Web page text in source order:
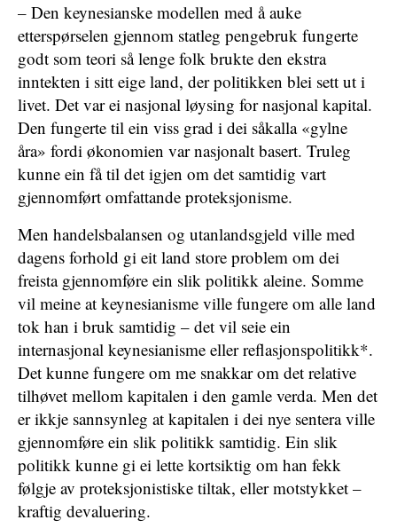
– Den keynesianske modellen med å auke
etterspørselen gjennom statleg pengebruk fungerte
godt som teori så lenge folk brukte den ekstra
inntekten i sitt eige land, der politikken blei sett ut i
livet. Det var ei nasjonal løysing for nasjonal kapital.
Den fungerte til ein viss grad i dei såkalla «gylne
åra» fordi økonomien var nasjonalt basert. Truleg
kunne ein få til det igjen om det samtidig vart
gjennomført omfattande proteksjonisme.
Men handelsbalansen og utanlandsgjeld ville med
dagens forhold gi eit land store problem om dei
freista gjennomføre ein slik politikk aleine. Somme
vil meine at keynesianisme ville fungere om alle land
tok han i bruk samtidig – det vil seie ein
internasjonal keynesianisme eller reflasjonspolitikk*.
Det kunne fungere om me snakkar om det relative
tilhøvet mellom kapitalen i den gamle verda. Men det
er ikkje sannsynleg at kapitalen i dei nye sentera ville
gjennomføre ein slik politikk samtidig. Ein slik
politikk kunne gi ei lette kortsiktig om han fekk
følgje av proteksjonistiske tiltak, eller motstykket –
kraftig devaluering.